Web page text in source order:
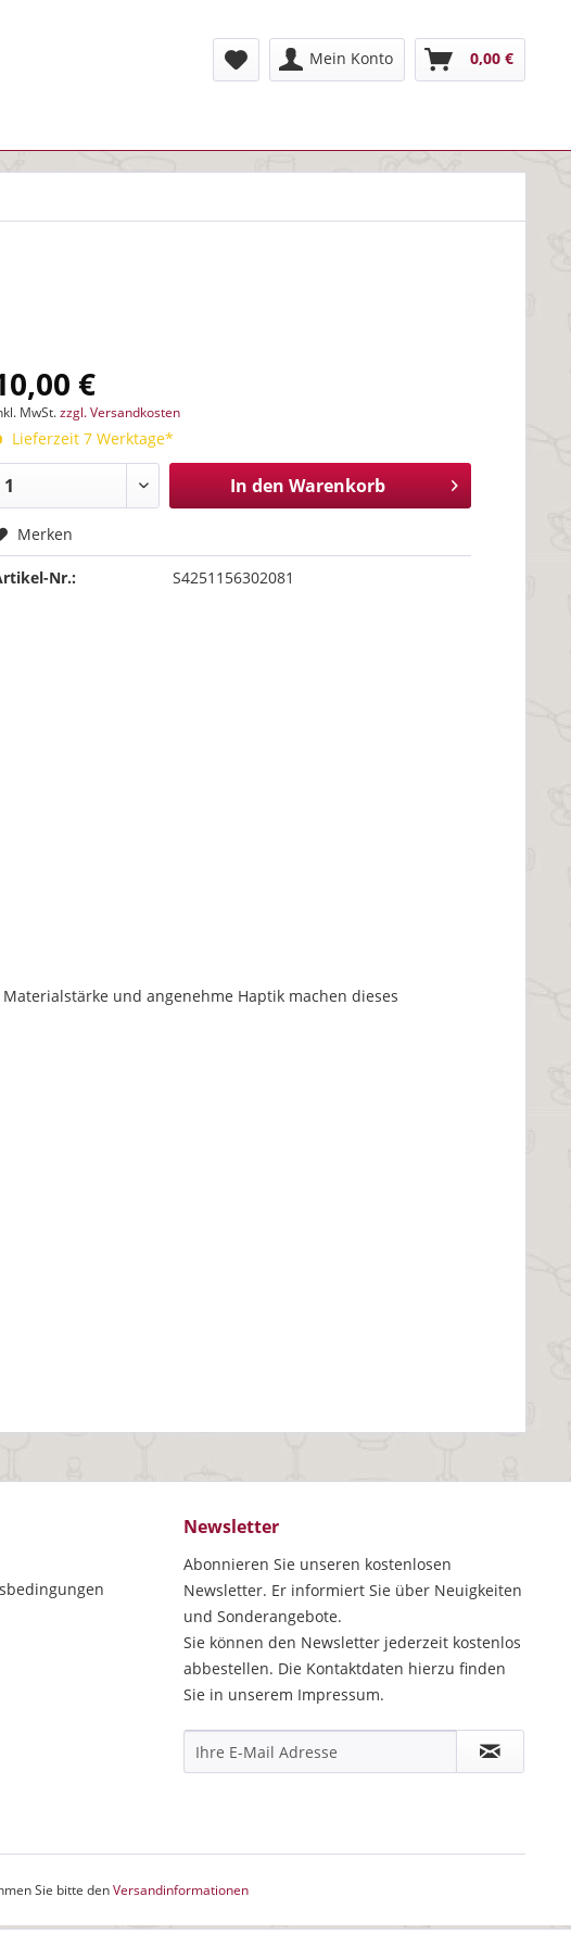
Mein Konto 0,00 €
€
MwSt.zzgl. Versandkosten
Lieferzeit 7 Werktage*
In den Warenkorb
Merken
Nr.: S4251156302081
und angenehme Haptik machen dieses
Newsletter
Abonnieren Sie unseren kostenlosen
Newsletter. Er informiert Sie über Neuigkeiten
und Sonderangebote.
Sie können den Newsletter jederzeit kostenlos
abbestellen. Die Kontaktdaten hierzu finden
Sie in unserem Impressum.
Sie bitte denVersandinformationen